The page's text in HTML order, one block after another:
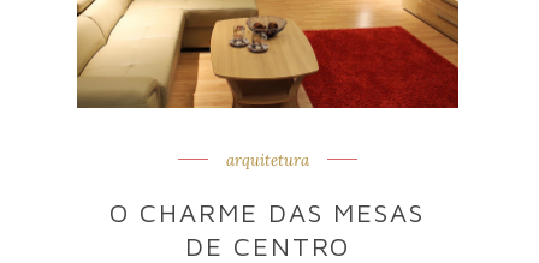
arquitetura
O CHARME DAS MESAS
DE CENTRO